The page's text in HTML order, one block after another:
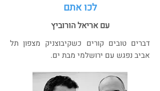
לכו אתם
עם אריאל הורוביץ
דברים טובים קורים כשקיבוצניק מצפון תל
אביב נפגש עם ירושלמי מבת ים.